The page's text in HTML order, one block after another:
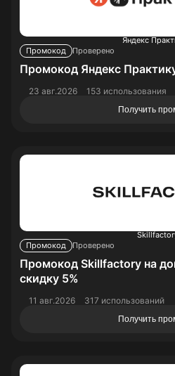
Яндекс
Промокод
Проверено
Промокод Яндекс
23 авг.2026 153 использования
Получить
Промокод
Проверено
Промокод Skillfactory на
скидку 5%
11 авг.2026 317 использований
Получить